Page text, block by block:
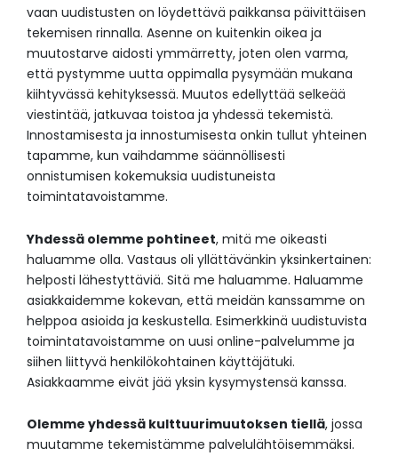
vaan uudistusten on löydettävä paikkansa päivittäisen
tekemisen rinnalla. Asenne on kuitenkin oikea ja
muutostarve aidosti ymmärretty, joten olen varma,
että pystymme uutta oppimalla pysymään mukana
kiihtyvässä kehityksessä. Muutos edellyttää selkeää
viestintää, jatkuvaa toistoa ja yhdessä tekemistä.
Innostamisesta ja innostumisesta onkin tullut yhteinen
tapamme, kun vaihdamme säännöllisesti
onnistumisen kokemuksia uudistuneista
toimintatavoistamme.
Yhdessä olemme pohtineet, mitä me oikeasti
haluamme olla. Vastaus oli yllättävänkin yksinkertainen:
helposti lähestyttäviä. Sitä me haluamme. Haluamme
asiakkaidemme kokevan, että meidän kanssamme on
helppoa asioida ja keskustella. Esimerkkinä uudistuvista
toimintatavoistamme on uusi online-palvelumme ja
siihen liittyvä henkilökohtainen käyttäjätuki.
Asiakkaamme eivät jää yksin kysymystensä kanssa.
Olemme yhdessä kulttuurimuutoksen tiellä, jossa
muutamme tekemistämme palvelulähtöisemmäksi.